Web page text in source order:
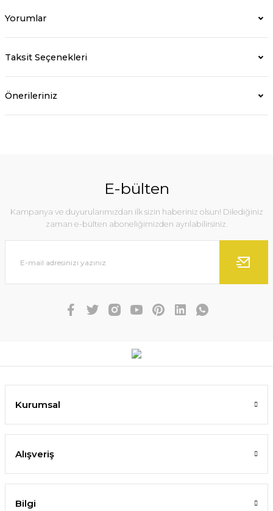
Yorumlar
Taksit Seçenekleri
Önerileriniz
E-bülten
Kampanya ve duyurularımızdan ilk sizin haberiniz olsun! Dilediğiniz
zaman e-bülten aboneliğimizden ayrılabilirsiniz.
Kurumsal
Alışveriş
Bilgi